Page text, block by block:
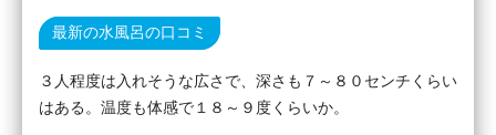
最新の水風呂の口コミ
３人程度は入れそうな広さで、深さも７～８０センチくらい
はある。温度も体感で１８～９度くらいか。